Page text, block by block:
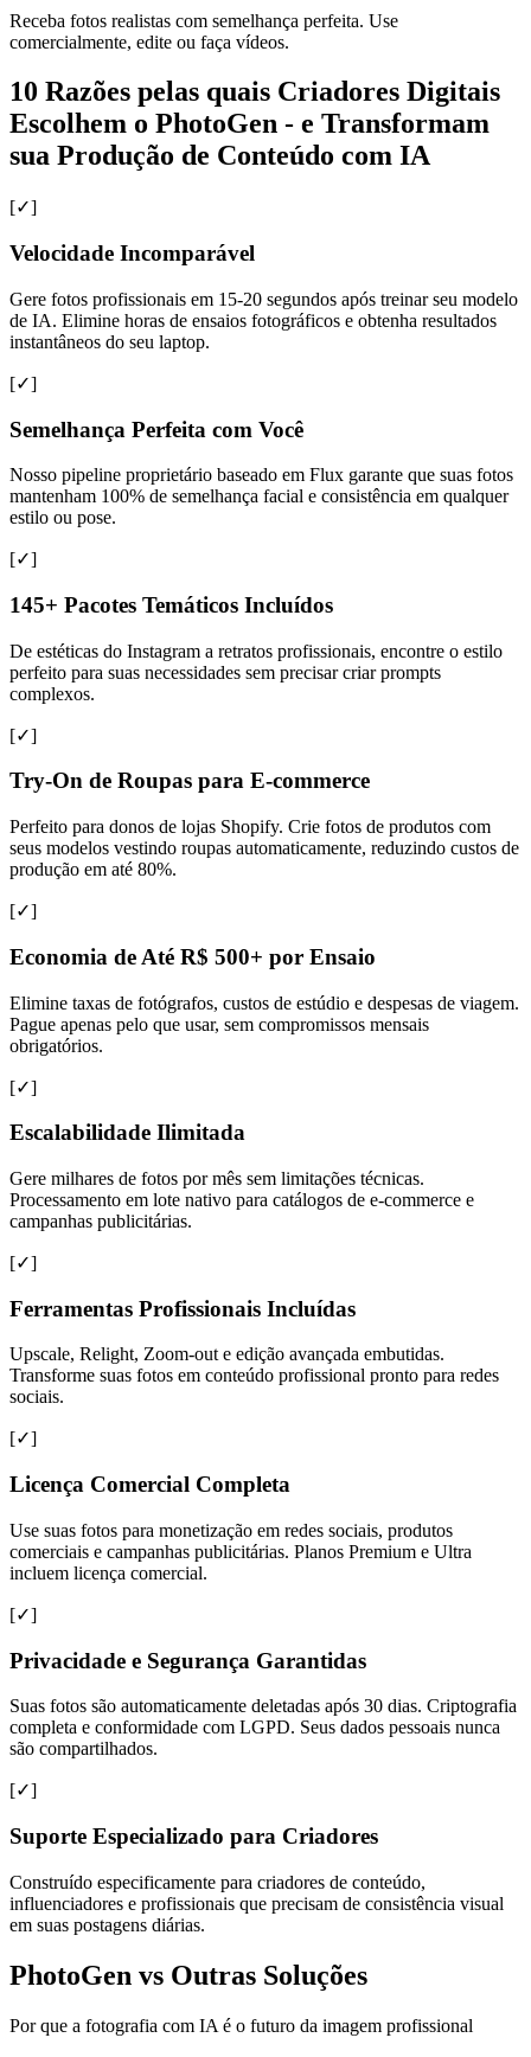
Receba fotos realistas com semelhança perfeita. Use
comercialmente, edite ou faça vídeos.
10 Razões pelas quais Criadores Digitais
Escolhem o PhotoGen - e Transformam
sua Produção de Conteúdo com IA
[✓]
Velocidade Incomparável
Gere fotos profissionais em 15-20 segundos após treinar seu modelo
de IA. Elimine horas de ensaios fotográficos e obtenha resultados
instantâneos do seu laptop.
[✓]
Semelhança Perfeita com Você
Nosso pipeline proprietário baseado em Flux garante que suas fotos
mantenham 100% de semelhança facial e consistência em qualquer
estilo ou pose.
[✓]
145+ Pacotes Temáticos Incluídos
De estéticas do Instagram a retratos profissionais, encontre o estilo
perfeito para suas necessidades sem precisar criar prompts
complexos.
[✓]
Try-On de Roupas para E-commerce
Perfeito para donos de lojas Shopify. Crie fotos de produtos com
seus modelos vestindo roupas automaticamente, reduzindo custos de
produção em até 80%.
[✓]
Economia de Até R$ 500+ por Ensaio
Elimine taxas de fotógrafos, custos de estúdio e despesas de viagem.
Pague apenas pelo que usar, sem compromissos mensais
obrigatórios.
[✓]
Escalabilidade Ilimitada
Gere milhares de fotos por mês sem limitações técnicas.
Processamento em lote nativo para catálogos de e-commerce e
campanhas publicitárias.
[✓]
Ferramentas Profissionais Incluídas
Upscale, Relight, Zoom-out e edição avançada embutidas.
Transforme suas fotos em conteúdo profissional pronto para redes
sociais.
[✓]
Licença Comercial Completa
Use suas fotos para monetização em redes sociais, produtos
comerciais e campanhas publicitárias. Planos Premium e Ultra
incluem licença comercial.
[✓]
Privacidade e Segurança Garantidas
Suas fotos são automaticamente deletadas após 30 dias. Criptografia
completa e conformidade com LGPD. Seus dados pessoais nunca
são compartilhados.
[✓]
Suporte Especializado para Criadores
Construído especificamente para criadores de conteúdo,
influenciadores e profissionais que precisam de consistência visual
em suas postagens diárias.
PhotoGen vs Outras Soluções
Por que a fotografia com IA é o futuro da imagem profissional